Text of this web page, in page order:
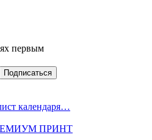
первым
календаря…
ПРИНТ